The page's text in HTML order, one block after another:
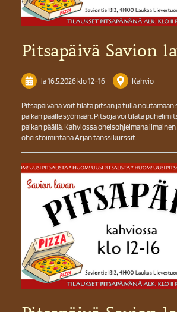
Pitsapäivä Savion
la 16.5.2026klo 12–16 Kahvio
Pitsapäivänä voit tilata pitsan ja tulla noutamaan
paikan päälle syömään. Pitsoja voi tilata
paikan päällä. Kahviossa oheisohjelmana ilmainen
oheistoimintana Arjan tanssikurssit.